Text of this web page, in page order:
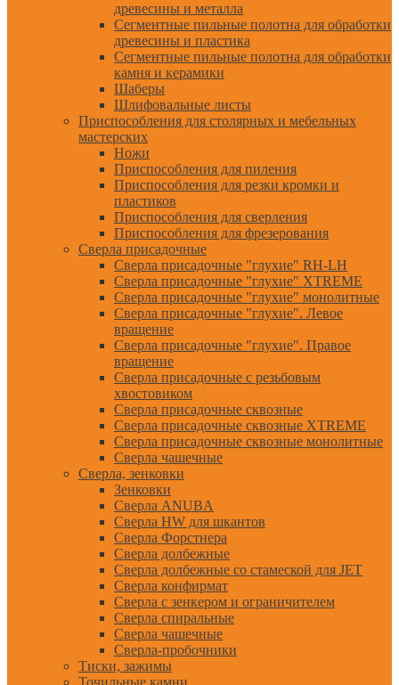
древесины и металла
Сегментные пильные полотна для обработки
древесины и пластика
Сегментные пильные полотна для обработки
камня и керамики
Шаберы
Шлифовальные листы
Приспособления для столярных и мебельных
мастерских
Ножи
Приспособления для пиления
Приспособления для резки кромки и
пластиков
Приспособления для сверления
Приспособления для фрезерования
Сверла присадочные
Сверла присадочные "глухие" RH-LH
Сверла присадочные "глухие" XTREME
Сверла присадочные "глухие" монолитные
Сверла присадочные "глухие". Левое
вращение
Сверла присадочные "глухие". Правое
вращение
Сверла присадочные с резьбовым
хвостовиком
Сверла присадочные сквозные
Сверла присадочные сквозные XTREME
Сверла присадочные сквозные монолитные
Сверла чашечные
Сверла, зенковки
Зенковки
Сверла ANUBA
Сверла HW для шкантов
Сверла Форстнера
Сверла долбежные
Сверла долбежные со стамеской для JET
Сверла конфирмат
Сверла с зенкером и ограничителем
Сверла спиральные
Сверла чашечные
Сверла-пробочники
Тиски, зажимы
Точильные камни